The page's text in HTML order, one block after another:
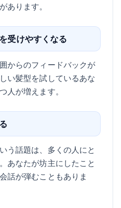
あります。
受けやすくなる
からのフィードバックが
い髪型を試しているあな
人が増えます。
う話題は、多くの人にと
あなたが坊主にしたこと
話が弾むこともありま